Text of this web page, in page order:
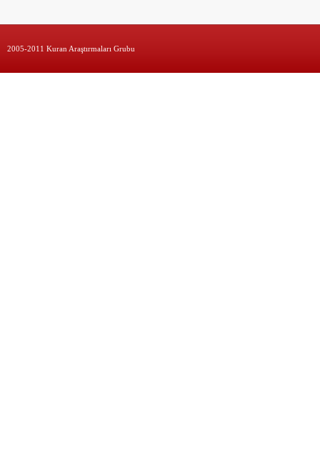
2005-2011 Kuran Araştırmaları Grubu